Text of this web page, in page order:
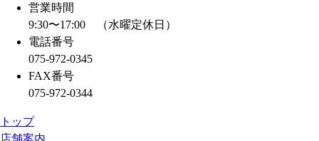
営業時間
9:30〜17:00 （水曜定休日）
電話番号
075-972-0345
FAX番号
075-972-0344
トップ
店舗案内